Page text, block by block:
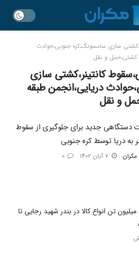
سازی سامسونگ،کره جنوبی،حوادث
کشتی،حمل و نقل
کانتینر،کشتی سازی
دریایی،انجمن طبقه
و نقل
دستگاهی جدید برای جلوگیری از سقوط
به دریا توسط کره جنوبی
مکران
جابجایی ۶۲ میلیون تن انواع کالا در بندر شهید رجایی تا